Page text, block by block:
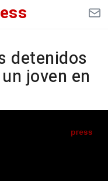
detenidos
joven en